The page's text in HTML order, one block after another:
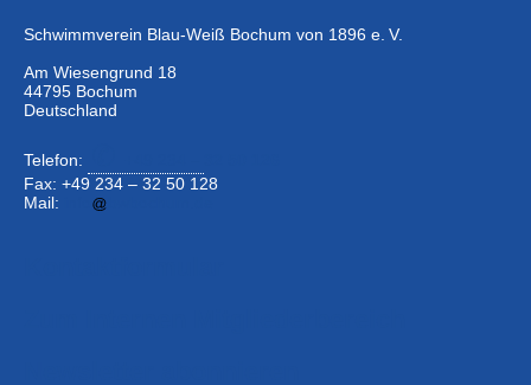
Schwimmverein Blau-Weiß Bochum von 1896 e. V.
Am Wiesengrund 18
44795 Bochum
Deutschland
Telefon:
Fax: +49 234 – 32 50 128
Mail: